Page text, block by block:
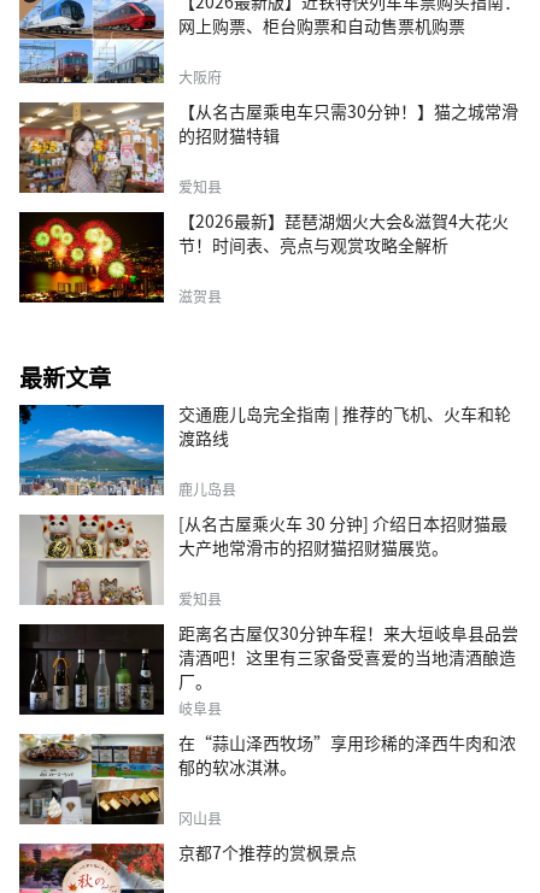
网上购票、柜台购票和自动售票机购票
大阪府
【从名古屋乘电车只需30分钟！】猫之城常滑
的招财猫特辑
爱知县
【2026最新】琵琶湖烟火大会&滋賀4大花火
节！时间表、亮点与观赏攻略全解析
滋贺县
最新文章
交通鹿儿岛完全指南 | 推荐的飞机、火车和轮
渡路线
鹿儿岛县
[从名古屋乘火车 30 分钟] 介绍日本招财猫最
大产地常滑市的招财猫招财猫展览。
爱知县
距离名古屋仅30分钟车程！来大垣岐阜县品尝
清酒吧！这里有三家备受喜爱的当地清酒酿造
厂。
岐阜县
在“蒜山泽西牧场”享用珍稀的泽西牛肉和浓
郁的软冰淇淋。
冈山县
京都7个推荐的赏枫景点